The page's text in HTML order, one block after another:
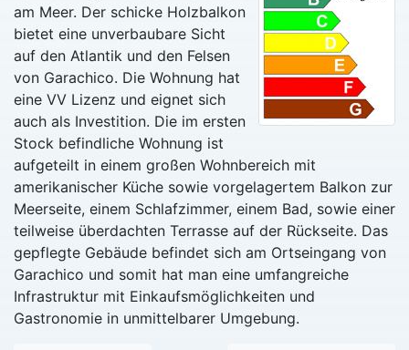
am Meer. Der schicke Holzbalkon
bietet eine unverbaubare Sicht
auf den Atlantik und den Felsen
von Garachico. Die Wohnung hat
eine VV Lizenz und eignet sich
auch als Investition. Die im ersten
Stock befindliche Wohnung ist
aufgeteilt in einem großen Wohnbereich mit
amerikanischer Küche sowie vorgelagertem Balkon zur
Meerseite, einem Schlafzimmer, einem Bad, sowie einer
teilweise überdachten Terrasse auf der Rückseite. Das
gepflegte Gebäude befindet sich am Ortseingang von
Garachico und somit hat man eine umfangreiche
Infrastruktur mit Einkaufsmöglichkeiten und
Gastronomie in unmittelbarer Umgebung.